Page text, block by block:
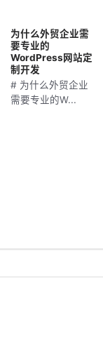
为什么外贸企业需
要专业的
WordPress网站定
制开发
# 为什么外贸企业
需要专业的W...